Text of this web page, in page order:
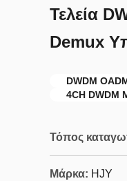
Τελεία
Demux
DWDM
4CH DWDM
Τόπος
Μάρκα: HJY